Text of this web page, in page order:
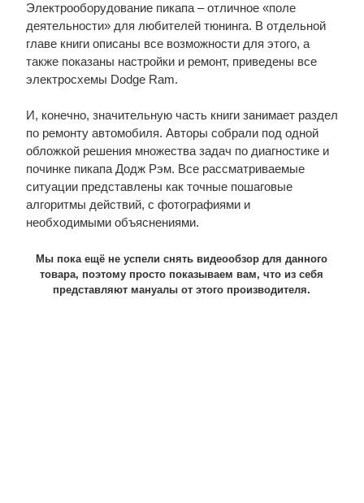
Электрооборудование пикапа – отличное «поле
деятельности» для любителей тюнинга. В отдельной
главе книги описаны все возможности для этого, а
также показаны настройки и ремонт, приведены все
электросхемы Dodge Ram.
И, конечно, значительную часть книги занимает раздел
по ремонту автомобиля. Авторы собрали под одной
обложкой решения множества задач по диагностике и
починке пикапа Додж Рэм. Все рассматриваемые
ситуации представлены как точные пошаговые
алгоритмы действий, с фотографиями и
необходимыми объяснениями.
Мы пока ещё не успели снять видеообзор для данного
товара, поэтому просто показываем вам, что из себя
представляют мануалы от этого производителя.